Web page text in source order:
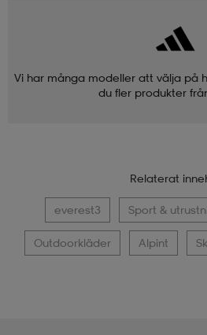
Vi har många modeller att välja på
du fler produkter
Relaterat
everest3 Sport &
Outdoorkläder Alpint